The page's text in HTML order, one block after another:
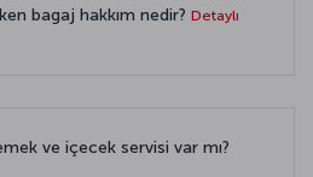
bagaj hakkım nedir? Detaylı
ve içecek servisi var mı?